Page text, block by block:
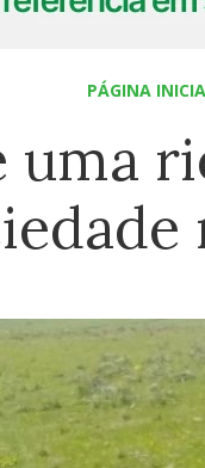
PÁGINA
uma